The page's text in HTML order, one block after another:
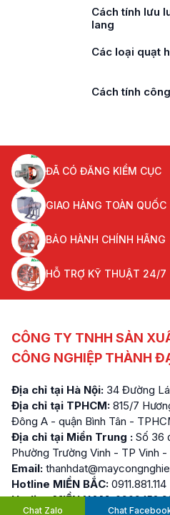
Cách tính lưu
lang
Các loại quạt
Cách tính
ĐÃ CÓ ĐĂNG KIỂM CỤC
GIAO HÀNG TOÀN QUỐC
BẢO HÀNH CHÍNH HÃNG
HỖ TRỢ KỸ THUẬT 24/7
CÔNG TY TNHH SẢN
CÔNG NGHIỆP THÀNH
Địa chỉ tại Hà Nội: 34 Đường
Địa chỉ tại TPHCM: 815/7
Đông A - quận Bình Tân -
Địa chỉ tại Miền Trung : Số 36
Phường Trường Vinh - TP Vinh -
Email:
Hotline MIỀN BẮC: 0911.881.114
Hotline MIỀN NAM:
Chat Zalo Chat